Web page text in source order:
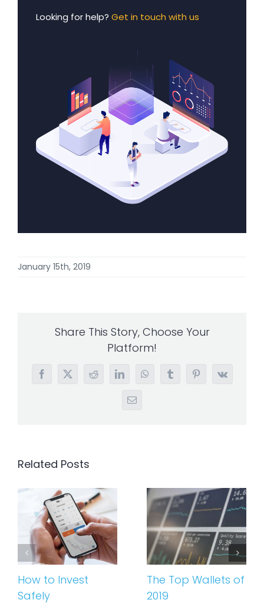
Looking for help?Get in touch with us
January 15th, 2019
Share This Story, Choose Your
Platform!
Facebook
X RedditLinkedInWhatsAppTumblrPinterest
Vk
Email
Related Posts
How to Invest
Safely
The Top Wallets of
2019